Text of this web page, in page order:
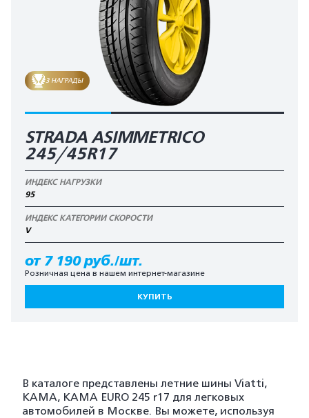
3 НАГРАДЫ
STRADA ASIMMETRICO
245/45R17
ИНДЕКС НАГРУЗКИ
95
ИНДЕКС КАТЕГОРИИ СКОРОСТИ
V
от 7 190 руб./шт.
Розничная цена в нашем интернет-магазине
КУПИТЬ
В каталоге представлены летние шины Viatti,
KAMA, KAMA EURO 245 r17 для легковых
автомобилей в Москве. Вы можете, используя